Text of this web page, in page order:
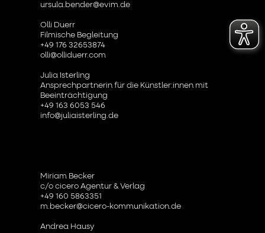
ursula.bender@evim.de
Olli Duerr
Filmische Begleitung
+49 176 32653874
olli@olliduerr.com
Julia Isterling
Ansprechpartnerin für die Künstler:innen mit
Beeinträchtigung
+49 163 6053 546
info@juliaisterling.de
Miriam Becker
c/o cicero Agentur & Verlag
+49 160 5863351
m.becker@cicero-kommunikation.de
Andrea Hausy